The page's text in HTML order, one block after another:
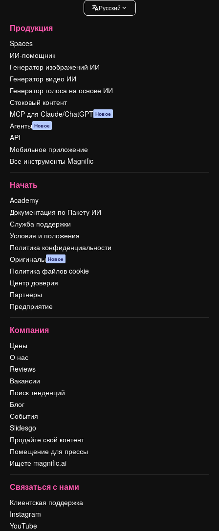
Pусский
Продукция
Spaces
ИИ-помощник
Генератор изображений ИИ
Генератор видео ИИ
Генератор голоса на основе ИИ
Стоковый контент
MCP для Claude/ChatGPT Новое
Агенты Новое
API
Мобильное приложение
Все инструменты Magnific
Начать
Academy
Документация по Пакету ИИ
Служба поддержки
Условия и положения
Политика конфиденциальности
Оригиналы Новое
Политика файлов cookie
Центр доверия
Партнеры
Предприятие
Компания
Цены
О нас
Reviews
Вакансии
Поиск тенденций
Блог
События
Slidesgo
Продайте свой контент
Помещение для прессы
Ищете magnific.ai
Связаться с нами
Клиентская поддержка
Instagram
YouTube